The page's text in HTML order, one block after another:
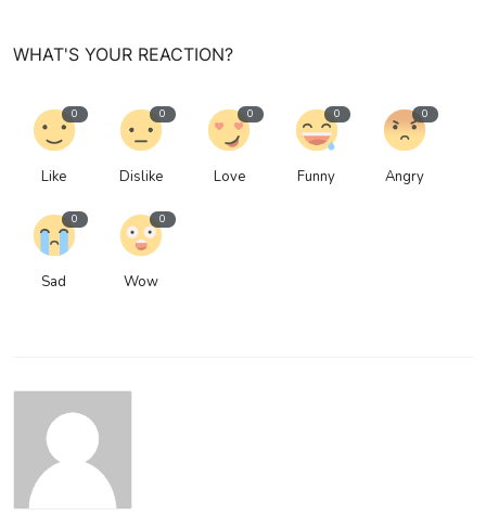
WHAT'S YOUR REACTION?
0
Like
0
Dislike
0
Love
0
Funny
0
Angry
0
Sad
0
Wow